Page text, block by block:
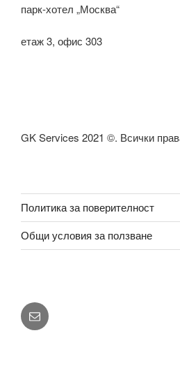
парк-хотел „Москва“
етаж 3, офис 303
GK Services 2021 ©. Всички
Политика за поверителност
Общи условия за ползване
Email